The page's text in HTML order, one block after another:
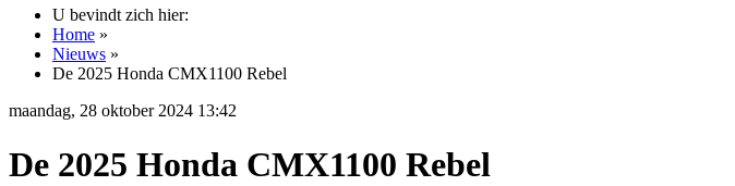
U bevindt zich hier:
Home »
Nieuws »
De 2025 Honda CMX1100 Rebel
maandag, 28 oktober 2024 13:42
De 2025 Honda CMX1100 Rebel